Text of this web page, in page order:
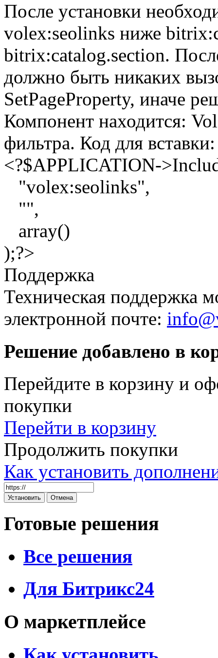
После установки
volex:seolinks ниже
bitrix:catalog.section.
должно быть никаких
SetPageProperty, иначе
Компонент находится:
фильтра. Код для вставки:
<?$APPLICATION-
"volex:seolinks",
"",
array()
);?>
Поддержка
Техническая поддержка
электронной почте:
Решение добавлено в
Перейдите в корзину и
покупки
Перейти в корзину
Продолжить покупки
Как установить
Готовые решения
Все решения
Для Битрикс24
О маркетплейсе